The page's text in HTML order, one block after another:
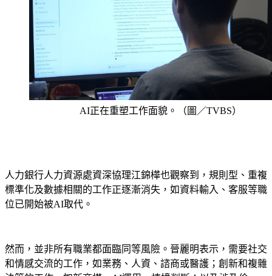
人力銀行人力資源處資深協理江錦樺也觀察到，規則型、重複
標準化及數據相關的工作正逐漸消失，如資料輸入、客服等職
然而，並非所有職業都面臨同等風險。晉麗明表示，需要社交